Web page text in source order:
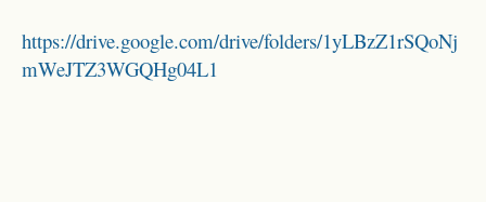
https://drive.google.com/drive/folders/1yLBzZ1rSQoNj
mWeJTZ3WGQHg04L1